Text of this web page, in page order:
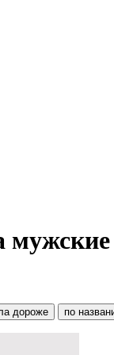
мужские
дороже по